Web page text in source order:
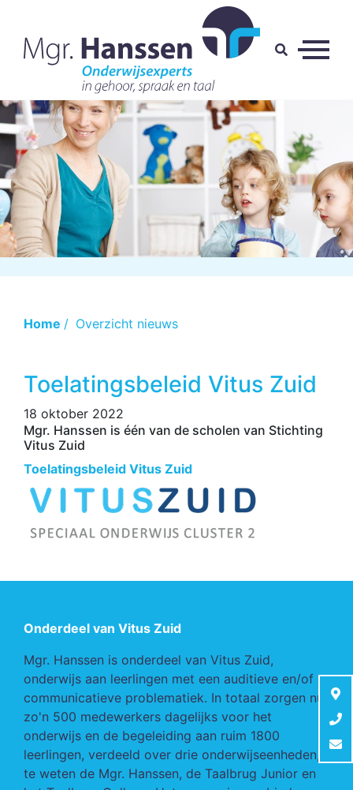
Home / Overzicht nieuws
Toelatingsbeleid Vitus Zuid
18 oktober 2022
Mgr. Hanssen is één van de scholen van Stichting
Vitus Zuid
Toelatingsbeleid Vitus Zuid
Onderdeel van Vitus Zuid
Mgr. Hanssen is onderdeel van Vitus Zuid,
onderwijs aan leerlingen met een auditieve en/of
communicatieve problematiek. In totaal zorgen nu
zo'n 500 medewerkers dagelijks voor het
onderwijs en de begeleiding aan ruim 1800
leerlingen, verdeeld over drie onderwijseenheden,
te weten de Mgr. Hanssen, de Taalbrug Junior en